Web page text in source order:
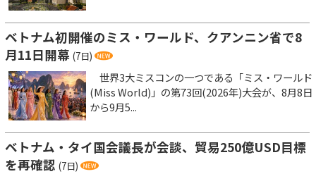
ベトナム初開催のミス・ワールド、クアンニン省で8
月11日開幕 (7日)
世界3大ミスコンの一つである「ミス・ワールド
(Miss World)」の第73回(2026年)大会が、8月8日
から9月5...
ベトナム・タイ国会議長が会談、貿易250億USD目標
を再確認 (7日)